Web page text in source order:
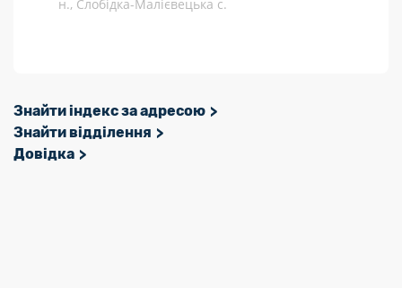
н., Слобідка-Малієвецька с.
Знайти індекс за адресою
Знайти відділення
Довідка